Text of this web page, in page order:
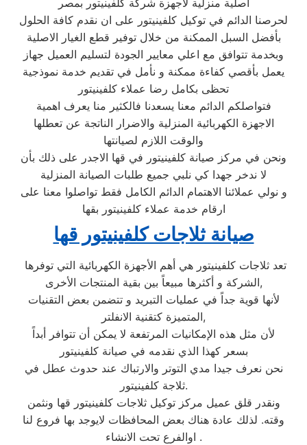
اصلية منزلية لأجهزة شركة كلفينيتور بمصر
لحرصنا الدائم في توكيل كلفينيتور على ان نقدم كافة الحلول
بأفضل السبل الممكنة من خلال توفير قطع الغيار الاصلية
وبخدمة تتوافق مع اعلي معايير الجودة لتسليم العميل جهاز
يعمل بأقصي كفاءة ممكنة و نأمل في تقديم خدمة نموذجية
تحظى بكامل رضا عملاء كلفينيتور
فتواصلكم الدائم معنا يسعدنا فالكثير منا يعرف اهمية
الاجهزة الكهربائية المنزلية والاضرار الناتجة عن تعطلها
والوقت اللازم لصيانتها
ونحن في مركز صيانة كلفينيتور في قها الاجدر على ذلك بأن
لا ندخر جهدا كي نلبي جميع طلبات الصيانة المنزلية
و نولي عملائنا الاهتمام الدائم الكامل فقط تواصلوا معنا على
ارقام خدمة عملاء كلفينيتور بقها
صيانة ثلاجات كلفينيتور قها
الشركة و أكثرها مبيعاً بين بقية المنتجات الأخرى,
لأنها قوية جداً في عمليات التبريد و تتضمن بعض التقنيات
المتميزة كتقنية الانفلتر,
لأن مثل هذه الإمكانيات المرتفعة لا يمكن أن تتوافر أبداً
بسعر كهذا الذي نقدمه في صيانة كلفينيتور
نحن نعرف جيدا مدي التوتر والارتباك عند حدوث عطل في
ثلاجة كلفينيتور.
ونقدر قلق عميل مركز توكيل ثلاجات كلفينيتور قها ونثمن
وقته. لذلك عادة هناك بعض المحافظات لايوجد بها فروع لنا
اوالفرع تحت الانشاء .